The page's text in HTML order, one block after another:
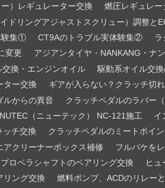
）レギュレーター交換 燃圧レギュレ
ドリングアジャストスクリュー）調整と
験集① CT9Aのトラブル実体験集②
ラ
変更
アジアンタイヤ・NANKANG・ナ
交換・エンジンオイル 駆動系オイル交
ター交換 ギアが入らない？クラッチ切れ
ルからの異音
クラッチペダルのラバー
NUTEC（ニューテック） NC-121施工 イ
ッチ交換
クラッチペダルのミートポイ
アクリーナーボックス補修
フルバケを
プロペラシャフトのベアリング交換
ヒュ
リング交換
燃料ポンプ、ACDのリレー